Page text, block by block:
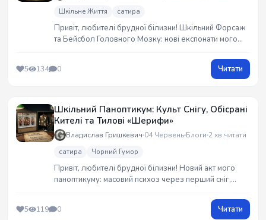
Шкільне Життя сатира
Привіт, любителі брудної білизни! Шкільний Форсаж
та Бейсбол Головного Мозку: нові експонати мого
двометрової шафи з м`ячем. Оголошую старт Премії
Дарвіна для шкільного трешу! Читай, ділися своїми
5 134 0 Читати
Шкільний Паноптикум: Культ Снігу, Обісрані
Кителі та Тилові «Шерифи»
Владислав Гришкевич 04 Червень Блоги 2 хв читати
сатира Чорний Гумор
Привіт, любителі брудної білизни! Новий акт мого
паноптикуму: масовий психоз через перший сніг,
як шкільний вандал став тиловим «шерифом».
Оголошую новий раунд Премії Дарвіна в
5 119 0 Читати